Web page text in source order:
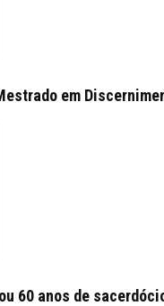
em
60 anos de